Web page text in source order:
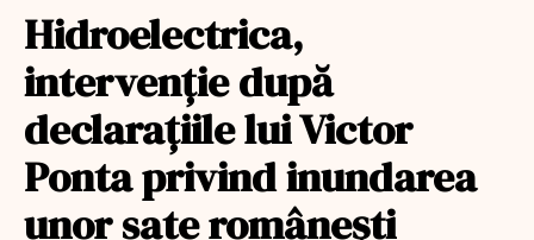
Hidroelectrica,
intervenţie după
declaraţiile lui Victor
Ponta privind inundarea
unor sate româneşti